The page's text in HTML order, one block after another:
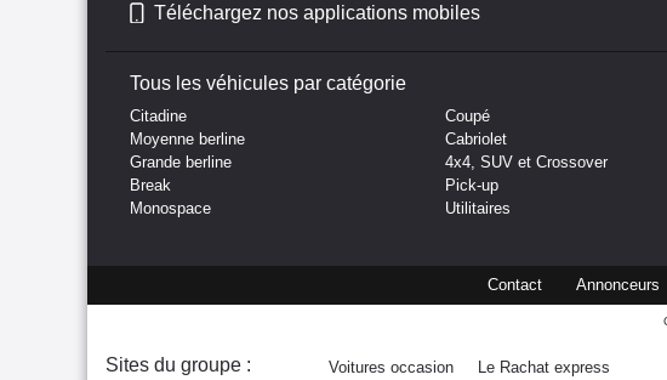
Téléchargez nos applications mobiles
Tous les véhicules par catégorie
Citadine
Moyenne berline
Grande berline
Break
Monospace
Coupé
Cabriolet
4x4, SUV et Crossover
Pick-up
Utilitaires
Contact Annonceurs
Sites du groupe : Voitures occasion Le Rachat express